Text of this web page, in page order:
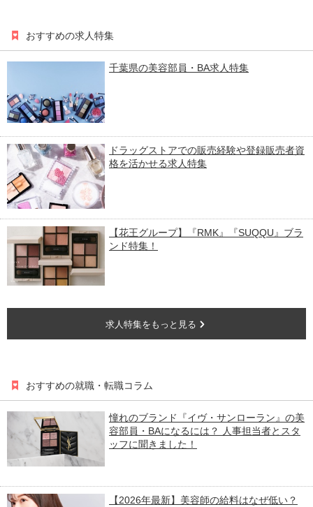
おすすめの求人特集
千葉県の美容部員・BA求人特集
ドラッグストアでの販売経験や登録販売者資
格を活かせる求人特集
【花王グループ】『RMK』『SUQQU』ブラ
ンド特集！
求人特集をもっと見る
おすすめの就職・転職コラム
憧れのブランド『イヴ・サンローラン』の美
容部員・BAになるには？ 人事担当者とスタ
ッフに聞きました！
【2026年最新】美容師の給料はなぜ低い？